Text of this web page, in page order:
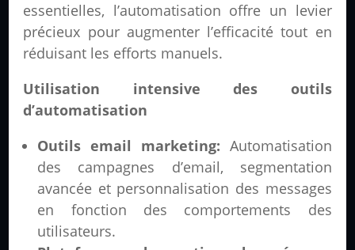
essentielles, l’automatisation offre un levier
précieux pour augmenter l’efficacité tout en
réduisant les efforts manuels.
Utilisation intensive des outils
d’automatisation
Outils email marketing: Automatisation
des campagnes d’email, segmentation
avancée et personnalisation des messages
en fonction des comportements des
utilisateurs.